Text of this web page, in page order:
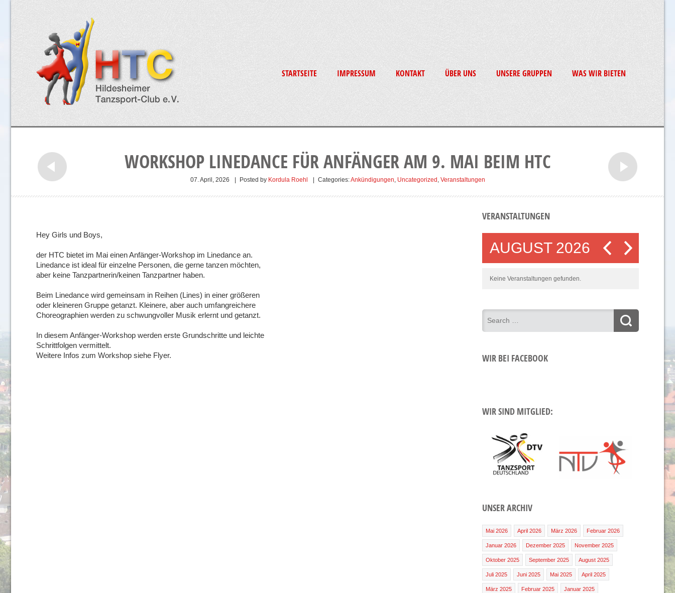
STARTSEITE IMPRESSUM KONTAKT ÜBER UNS UNSERE GRUPPEN WAS WIR BIETEN
WORKSHOP LINEDANCE FÜR ANFÄNGER AM 9. MAI BEIM HTC
07. April, 2026 Posted by Kordula Roehl Categories:Ankündigungen, Uncategorized , Veranstaltungen
Hey Girls und Boys,
der HTC bietet im Mai einen Anfänger-Workshop im Linedance an.
Linedance ist ideal für einzelne Personen, die gerne tanzen möchten,
aber keine Tanzpartnerin/keinen Tanzpartner haben.
Beim Linedance wird gemeinsam in Reihen (Lines) in einer größeren
oder kleineren Gruppe getanzt. Kleinere, aber auch umfangreichere
Choreographien werden zu schwungvoller Musik erlernt und getanzt.
In diesem Anfänger-Workshop werden erste Grundschritte und leichte
Schrittfolgen vermittelt.
Weitere Infos zum Workshop siehe Flyer.
VERANSTALTUNGEN
AUGUST 2026
Keine Veranstaltungen gefunden.
WIR BEI FACEBOOK
WIR SIND MITGLIED:
UNSER ARCHIV
Mai 2026 April 2026 März 2026 Februar 2026
Januar 2026 Dezember 2025 November 2025
Oktober 2025 September 2025 August 2025
Juli 2025 Juni 2025 Mai 2025 April 2025
März 2025 Februar 2025 Januar 2025